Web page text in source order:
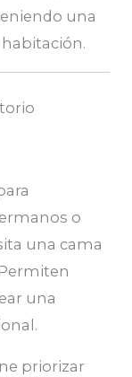
una
o
una cama
una
priorizar